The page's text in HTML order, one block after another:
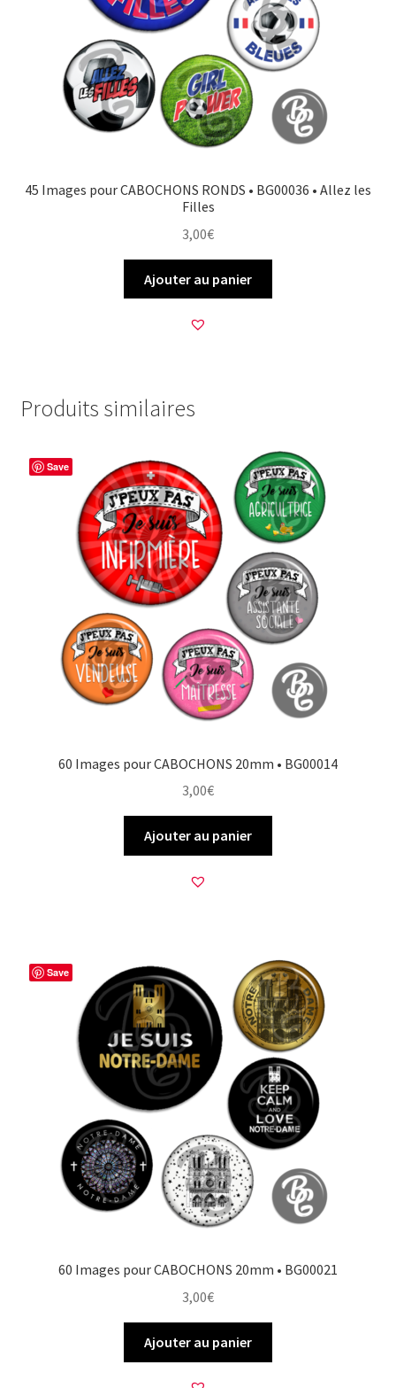
45 Images pour CABOCHONS RONDS • BG00036 • Allez les
Filles
3,00€
Ajouter au panier
Produits similaires
Save
60 Images pour CABOCHONS 20mm • BG00014
3,00€
Ajouter au panier
Save
60 Images pour CABOCHONS 20mm • BG00021
3,00€
Ajouter au panier